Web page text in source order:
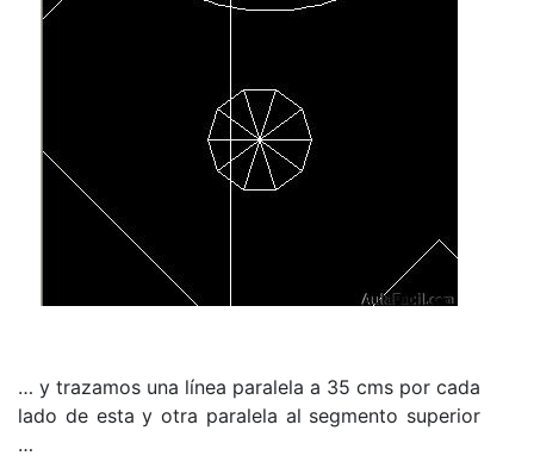
… y trazamos una línea paralela a 35 cms por cada
lado de esta y otra paralela al segmento superior
…